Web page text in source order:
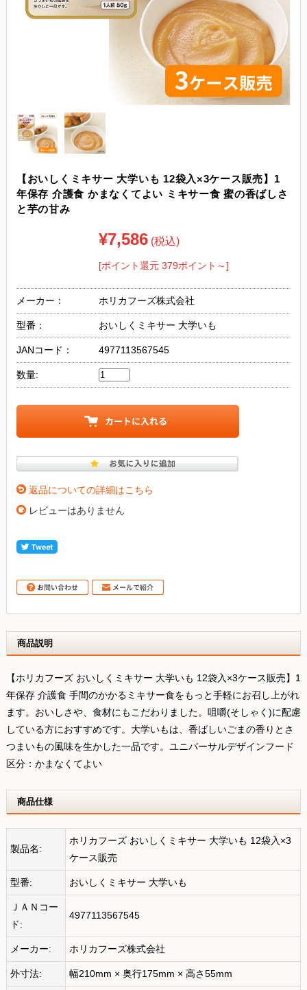
【おいしくミキサー 大学いも 12袋入×3ケース販売】1
年保存 介護食 かまなくてよい ミキサー食 蜜の香ばしさ
と芋の甘み
¥7,586 (税込)
[ポイント還元 379ポイント～]
メーカー： ホリカフーズ株式会社
型番： おいしくミキサー 大学いも
JANコード： 4977113567545
数量:
返品についての詳細はこちら
レビューはありません
商品説明
【ホリカフーズ おいしくミキサー 大学いも 12袋入×3ケース販売】1
年保存 介護食 手間のかかるミキサー食をもっと手軽にお召し上がれ
ます。おいしさや、食材にもこだわりました。咀嚼(そしゃく)に配慮
している方におすすめです。大学いもは、香ばしいごまの香りとさ
つまいもの風味を生かした一品です。ユニバーサルデザインフード
区分：かまなくてよい
商品仕様
製品名:
ホリカフーズ おいしくミキサー 大学いも 12袋入×3
ケース販売
型番: おいしくミキサー 大学いも
ＪＡＮコー
ド:
4977113567545
メーカー: ホリカフーズ株式会社
外寸法: 幅210mm × 奥行175mm × 高さ55mm